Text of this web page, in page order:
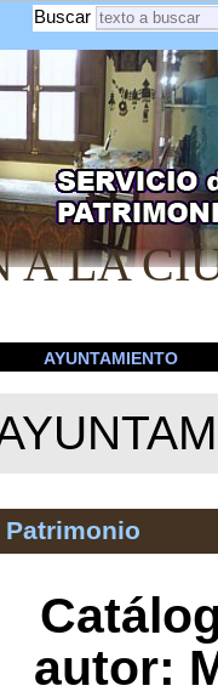
Buscar
A LA
AYUNTAMIENTO
Patrimonio
autor: